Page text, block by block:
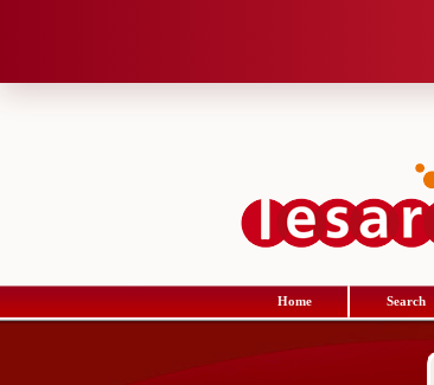
Home Search